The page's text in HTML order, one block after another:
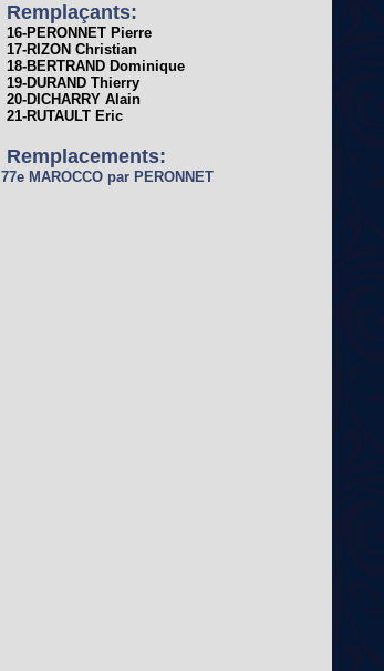
Remplaçants:
16-PERONNET Pierre
17-RIZON Christian
18-BERTRAND Dominique
19-DURAND Thierry
20-DICHARRY Alain
21-RUTAULT Eric
Remplacements:
77e MAROCCO par PERONNET